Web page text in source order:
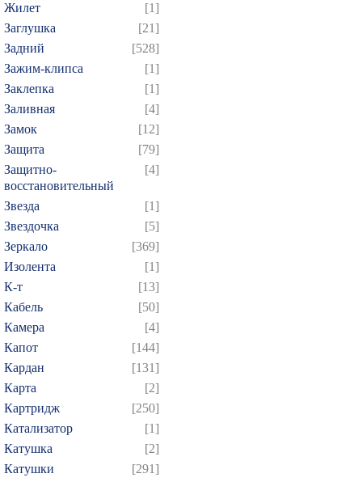
Жилет
[1]
Заглушка
[21]
Задний
[528]
Зажим-клипса
[1]
Заклепка
[1]
Заливная
[4]
Замок
[12]
Защита
[79]
Защитно-
восстановительный
[4]
Звезда
[1]
Звездочка
[5]
Зеркало
[369]
Изолента
[1]
К-т
[13]
Кабель
[50]
Камера
[4]
Капот
[144]
Кардан
[131]
Карта
[2]
Картридж
[250]
Катализатор
[1]
Катушка
[2]
Катушки
[291]